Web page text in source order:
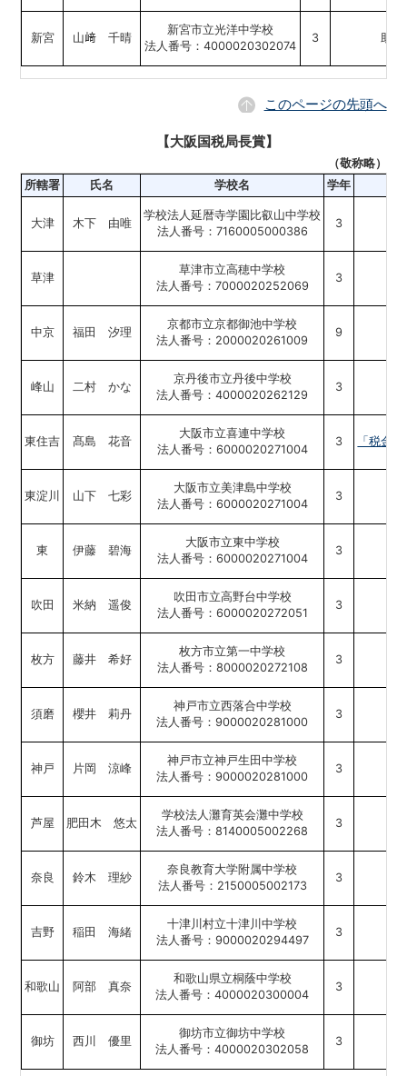
新宮 山﨑 千晴
新宮市立光洋中学校
法人番号：4000020302074
3 助
このページの先頭へ
【大阪国税局長賞】
（敬称略）
所轄署
氏名 学校名 学年
大津 木下 由唯
学校法人延暦寺学園比叡山中学校
法人番号：7160005000386
3
草津
草津市立高穂中学校
法人番号：7000020252069
3
中京 福田 汐理
京都市立京都御池中学校
法人番号：2000020261009
9
峰山 二村 かな
京丹後市立丹後中学校
法人番号：4000020262129
3
東住吉 髙島 花音
大阪市立喜連中学校
法人番号：6000020271004
3 「税金
東淀川 山下 七彩
大阪市立美津島中学校
法人番号：6000020271004
3
東 伊藤 碧海
大阪市立東中学校
法人番号：6000020271004
3
吹田 米納 遥俊
吹田市立高野台中学校
法人番号：6000020272051
3
枚方 藤井 希好
枚方市立第一中学校
法人番号：8000020272108
3
須磨 櫻井 莉丹
神戸市立西落合中学校
法人番号：9000020281000
3
神戸 片岡 涼峰
神戸市立神戸生田中学校
法人番号：9000020281000
3
芦屋 肥田木 悠太
学校法人灘育英会灘中学校
法人番号：8140005002268
3
奈良 鈴木 理紗
奈良教育大学附属中学校
法人番号：2150005002173
3
吉野 稲田 海緒
十津川村立十津川中学校
法人番号：9000020294497
3
和歌山 阿部 真奈
和歌山県立桐蔭中学校
法人番号：4000020300004
3
御坊 西川 優里
御坊市立御坊中学校
法人番号：4000020302058
3